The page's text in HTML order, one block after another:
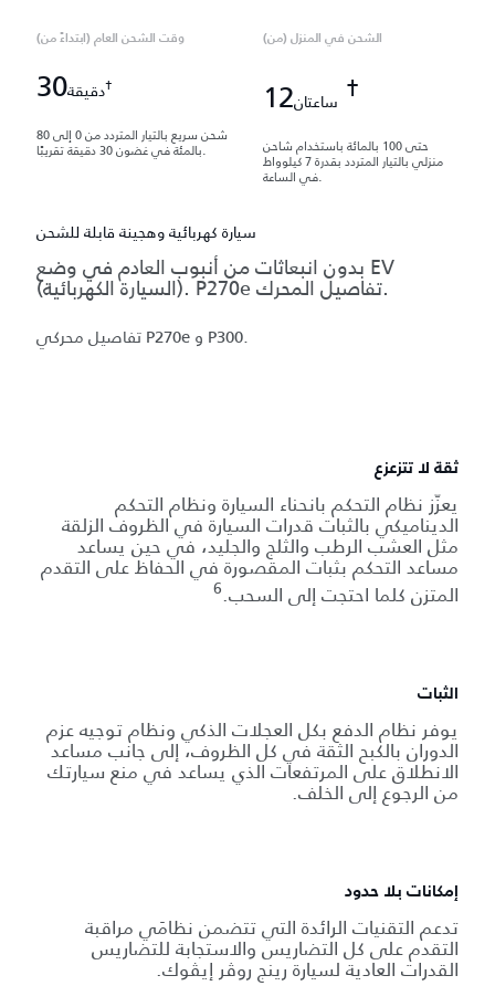
وقت الشحن العام (ابتداءً من)
30دقيقة†
شحن سريع بالتيار المتردد من 0 إلى 80
بالمئة في غضون 30 دقيقة تقريبًا.
الشحن في المنزل (من)
ساعتان †
حتى 100 بالمائة باستخدام شاحن
منزلي بالتيار المتردد بقدرة 7 كيلوواط
في الساعة.
سيارة كهربائية وهجينة قابلة للشحن
بدون انبعاثات من أنبوب العادم في وضع EV
(السيارة الكهربائية). P270e تفاصيل المحرك.
تفاصيل محركي P270e و P300.
ثقة لا تتزعزع
يعزّز نظام التحكم بانحناء السيارة ونظام التحكم
الديناميكي بالثبات قدرات السيارة في الظروف الزلقة
مثل العشب الرطب والثلج والجليد، في حين يساعد
مساعد التحكم بثبات المقصورة في الحفاظ على التقدم
المتزن كلما احتجت إلى السحب.6
الثبات
يوفر نظام الدفع بكل العجلات الذكي ونظام توجيه عزم
الدوران بالكبح الثقة في كل الظروف، إلى جانب مساعد
الانطلاق على المرتفعات الذي يساعد في منع سيارتك
من الرجوع إلى الخلف.
إمكانات بلا حدود
تدعم التقنيات الرائدة التي تتضمن نظامَي مراقبة
التقدم على كل التضاريس والاستجابة للتضاريس
القدرات العادية لسيارة رينج روڤر إيڤوك.